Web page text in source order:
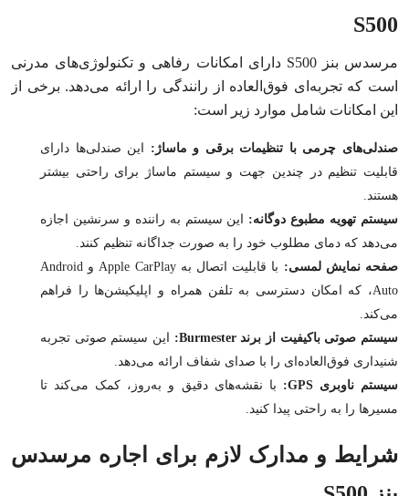
S500
مرسدس بنز S500 دارای امکانات رفاهی و تکنولوژی‌های مدرنی
است که تجربه‌ای فوق‌العاده از رانندگی را ارائه می‌دهد. برخی از
این امکانات شامل موارد زیر است:
صندلی‌های چرمی با تنظیمات برقی و ماساژ: این صندلی‌ها دارای
قابلیت تنظیم در چندین جهت و سیستم ماساژ برای راحتی بیشتر
هستند.
سیستم تهویه مطبوع دوگانه: این سیستم به راننده و سرنشین اجازه
می‌دهد که دمای مطلوب خود را به صورت جداگانه تنظیم کنند.
صفحه نمایش لمسی:
با قابلیت اتصال به Apple CarPlay و Android
Auto، که امکان دسترسی به تلفن همراه و اپلیکیشن‌ها را فراهم
می‌کند.
سیستم صوتی باکیفیت از برند Burmester:
این سیستم صوتی تجربه
شنیداری فوق‌العاده‌ای را با صدای شفاف ارائه می‌دهد.
سیستم ناوبری GPS:
با نقشه‌های دقیق و به‌روز، کمک می‌کند تا
مسیرها را به راحتی پیدا کنید.
شرایط و مدارک لازم برای اجاره مرسدس